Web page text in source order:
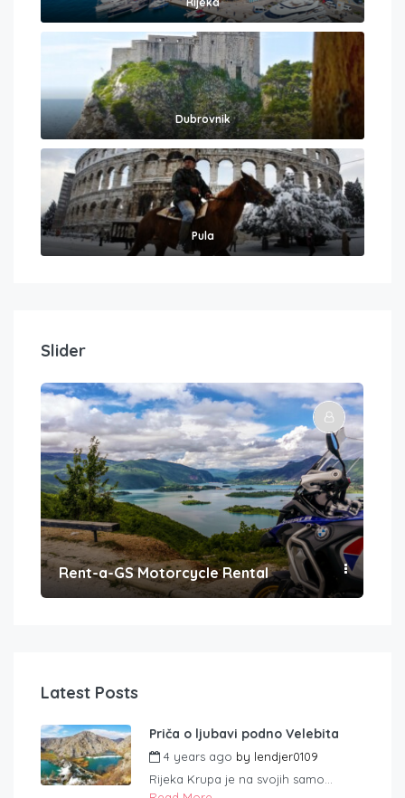
Dubrovnik
Pula
Slider
Rent-a-GS Motorcycle Rental
Latest Posts
Priča o ljubavi podno Velebita
4 years ago by lendjer0109
Rijeka Krupa je na svojih samo...